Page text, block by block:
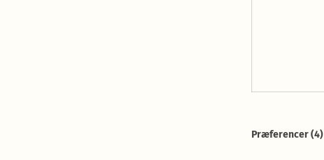
Præferencer (4)